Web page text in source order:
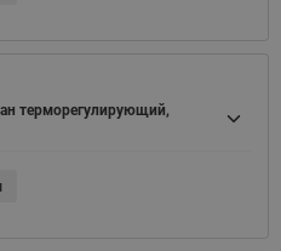
терморегулирующий,